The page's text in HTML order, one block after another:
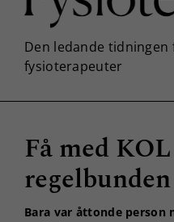
Få med
Bara var åttonde person